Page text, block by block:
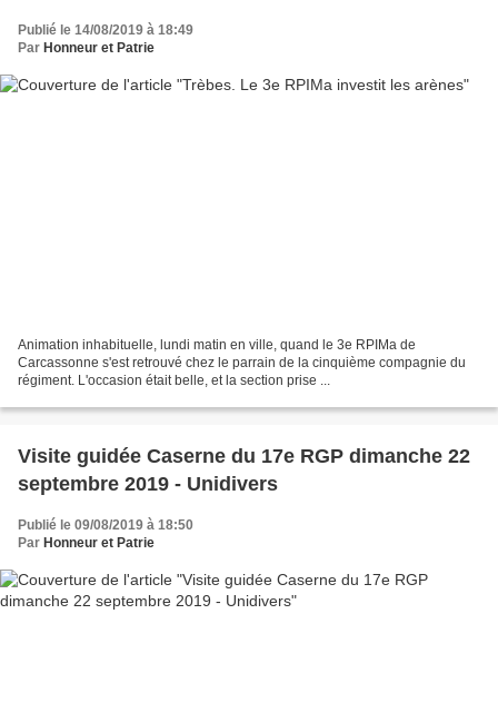
Publié le 14/08/2019 à 18:49
Par Honneur et Patrie
Animation inhabituelle, lundi matin en ville, quand le 3e RPIMa de
Carcassonne s'est retrouvé chez le parrain de la cinquième compagnie du
régiment. L'occasion était belle, et la section prise ...
Visite guidée Caserne du 17e RGP dimanche 22
septembre 2019 - Unidivers
Publié le 09/08/2019 à 18:50
Par Honneur et Patrie